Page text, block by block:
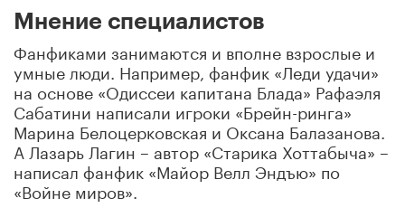
Мнение специалистов
Фанфиками занимаются и вполне взрослые и
умные люди. Например, фанфик «Леди удачи»
на основе «Одиссеи капитана Блада» Рафаэля
Сабатини написали игроки «Брейн-ринга»
Марина Белоцерковская и Оксана Балазанова.
А Лазарь Лагин – автор «Старика Хоттабыча» –
написал фанфик «Майор Велл Эндъю» по
«Войне миров».